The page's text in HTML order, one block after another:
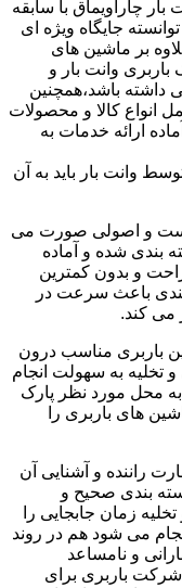
چاراویماق با سابقه
جایگاه ویژه ای
بر ماشین های
وانت بار و
داشته باشد،همچنین
انواع کالا و محصولات
ارائه خدمات به
وانت بار باید به آن
درست و اصولی صورت می
بندی شده و آماده
و بدون کمترین
باعث سرعت در
می کند.
باربری مناسب درون
تخلیه به سهولت انجام
به محل مورد نظر پارک
های باربری را
راننده و آشنایی آن
بندی صحیح و
زمان جابجایی را
می شود هم در روند
و نامساعد
باربری برای